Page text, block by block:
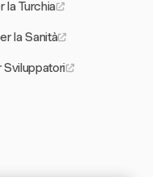
la Turchia
la Sanità
Sviluppatori